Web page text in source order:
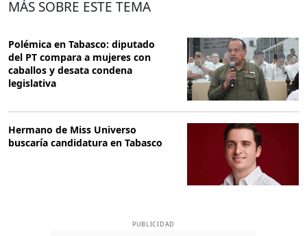
MÁS SOBRE ESTE TEMA
Polémica en Tabasco: diputado
del PT compara a mujeres con
caballos y desata condena
legislativa
Hermano de Miss Universo
buscaría candidatura en Tabasco
PUBLICIDAD